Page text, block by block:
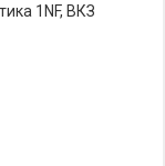
1NF, ВКЗ